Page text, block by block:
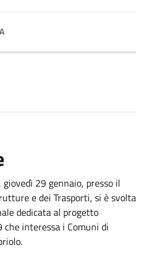
29 gennaio, presso il
e dei Trasporti, si è svolta
dedicata al progetto
interessa i Comuni di